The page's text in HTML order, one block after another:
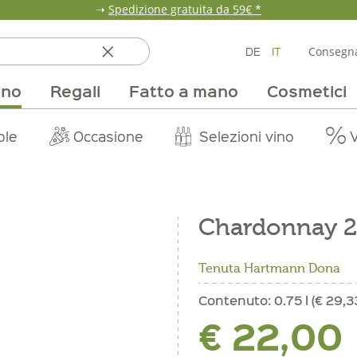
➝ Spedizione gratuita da 59€ *
DE IT
Regali Fatto a mano Cosmetici
Mondo delle fragole Mondo delle
Pane, pasta e cereali Provviste
Occasione Selezioni vino
Borse e confezioni
& fragranze
Team Nostri mercati Pur Exclusive Online
Chardonnay
Tenuta Hartmann Dona
Contenuto:0.75 l (€
€ 22,00